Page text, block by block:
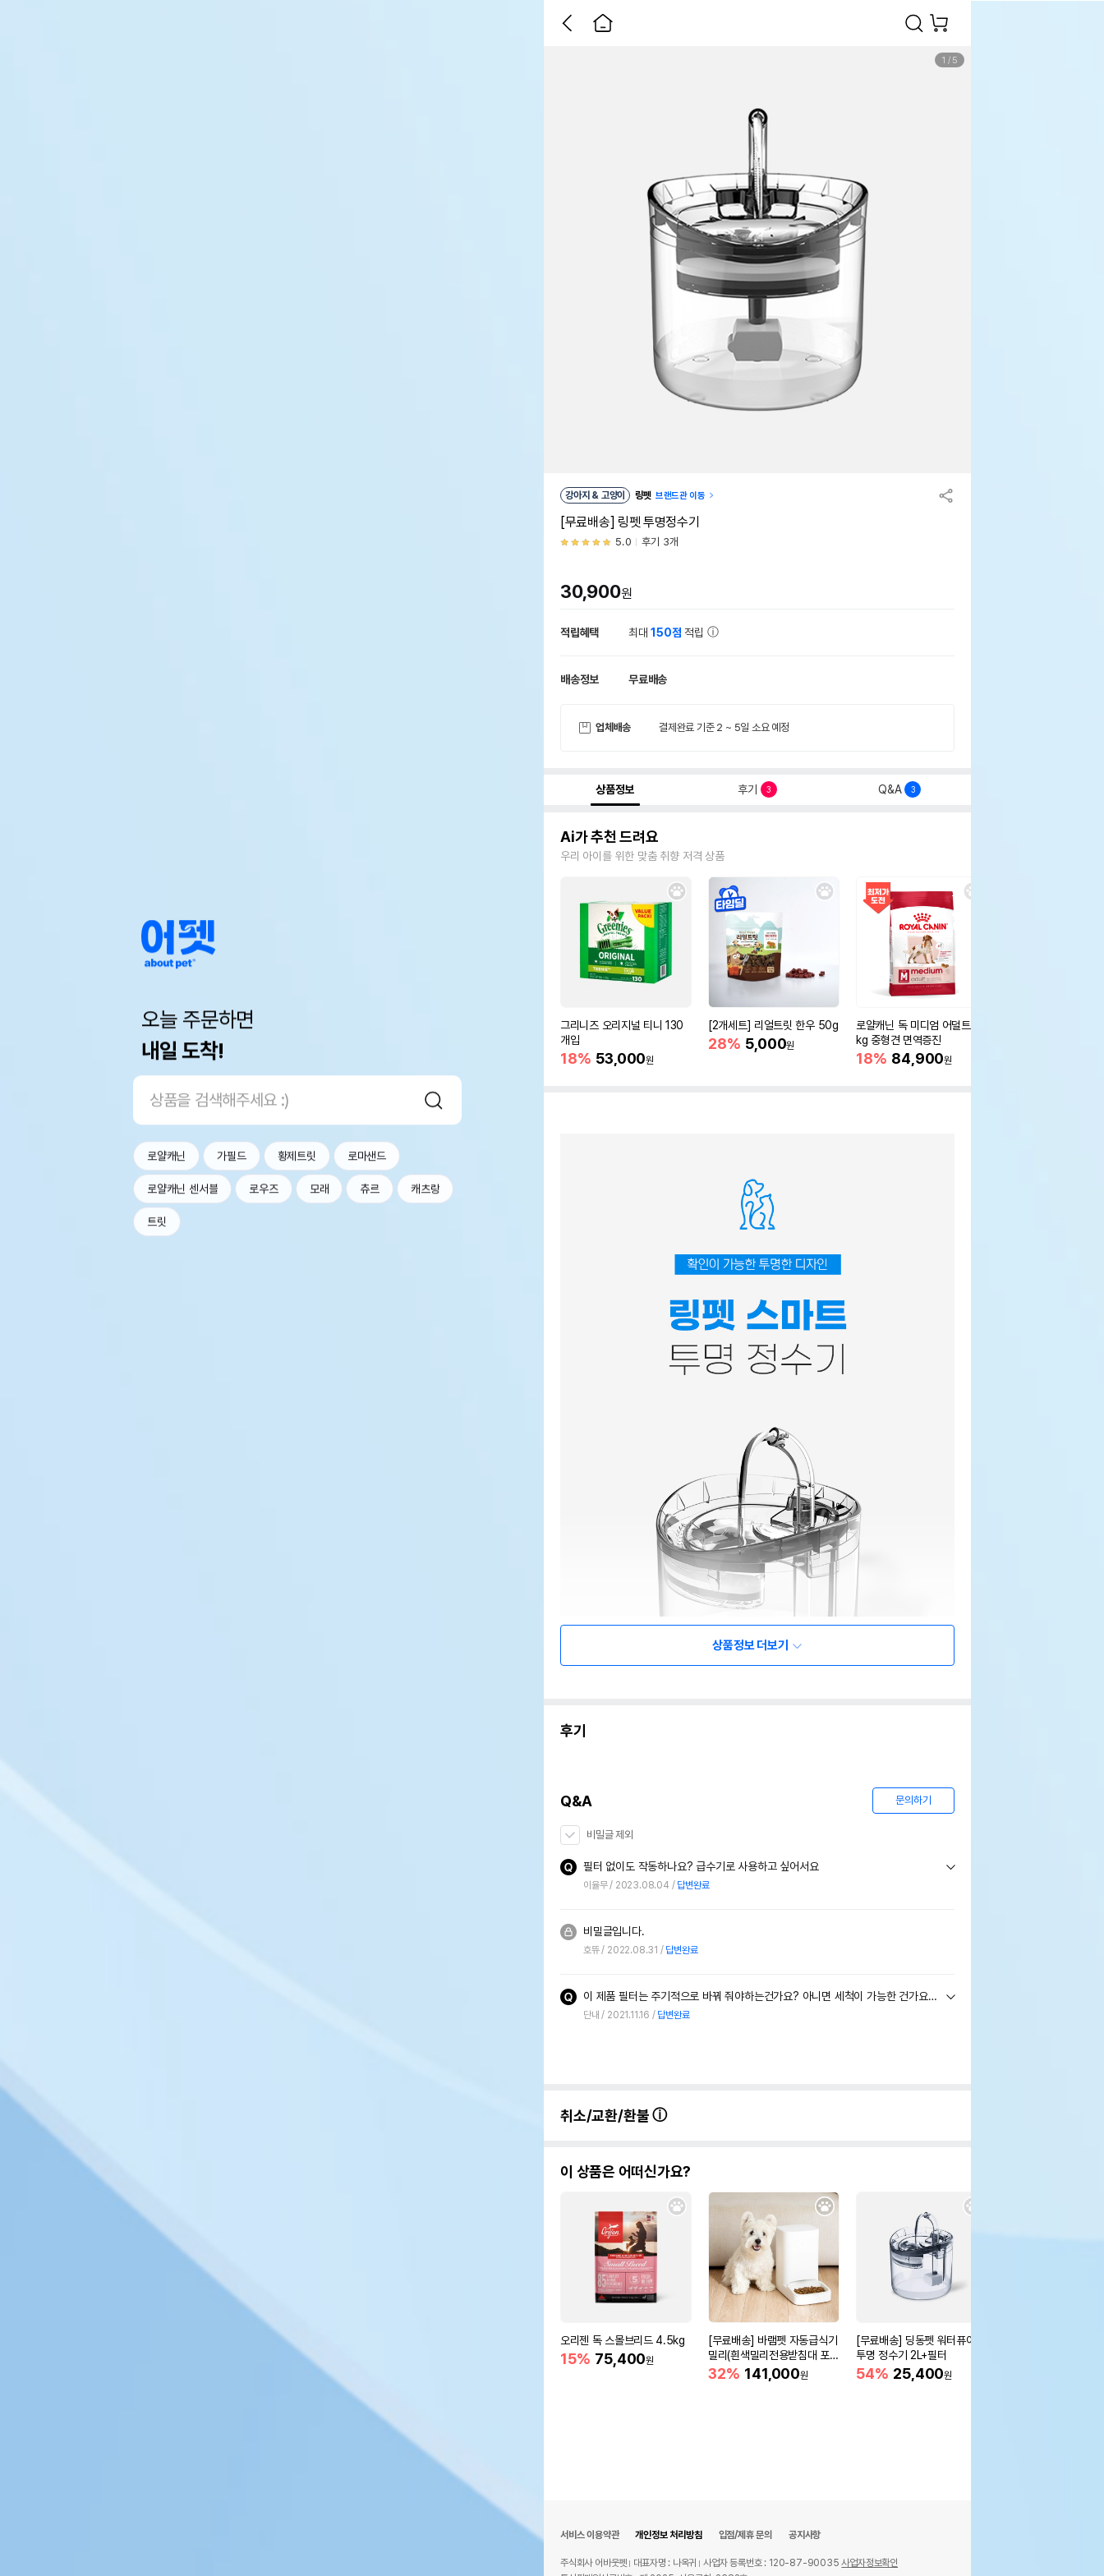
오늘 주문하면
내일 도착!
로얄캐닌 가필드 황제트릿 로마샌드
로얄캐닌 센서블 로우즈 모래 츄르 캐츠랑
트릿
1 / 5
강아지 & 고양이 링펫 브랜드관 이동
[무료배송] 링펫 투명정수기
5.0 후기 3개
30,900원
적립혜택 최대150점 적립
배송정보 무료배송
업체배송 결제완료 기준 2 ~ 5일 소요 예정
상품정보 후기 3 Q&A 3
Ai가 추천 드려요
우리 아이를 위한 맞춤 취향 저격 상품
그리니즈 오리지널 티니 130
개입
18% 53,000원
[2개세트] 리얼트릿 한우 50g
28% 5,000원
로얄캐닌 독 미디엄 어덜트 10
kg 중형견 면역증진
18% 84,900원
상품정보 더보기
후기
Q&A 문의하기
비밀글 제외
필터 없이도 작동하나요? 급수기로 사용하고 싶어서요
이율무 2023.08.04 답변완료
비밀글입니다.
호뜌 2022.08.31 답변완료
이 제품 필터는 주기적으로 바꿔 줘야하는건가요? 아니면 세척이 가능한 건가요? 주기적으로 바꿔줘야 한다면 필터는 어디서 구매하나요?
단내 2021.11.16 답변완료
취소/교환/환불
이 상품은 어떠신가요?
오리젠 독 스몰브리드 4.5kg
15% 75,400원
[무료배송] 바램펫 자동급식기
밀리(흰색밀리전용받침대 포
함)
32% 141,000원
[무료배송] 딩동펫 워터퓨어
투명 정수기 2L+필터
54% 25,400원
서비스 이용약관 개인정보 처리방침 입점/제휴 문의 공지사항
주식회사 어바웃펫 대표자명 : 나옥귀 사업자 등록번호 : 120-87-90035사업자정보확인